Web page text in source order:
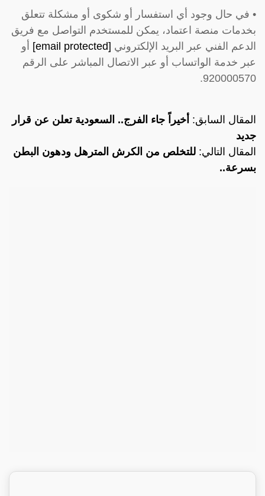
• في حال وجود أي استفسار أو شكوى أو مشكلة تتعلق
بخدمات منصة اعتماد، يمكن للمستخدم التواصل مع فريق
الدعم الفني عبر البريد الإلكتروني [email protected]
أو
عبر خدمة الواتساب أو عبر الاتصال المباشر على الرقم
920000570.
المقال السابق: أخيراً جاء الفرج.. السعودية تعلن عن قرار
جديد
المقال التالي: للتخلص من الكرش المترهل ودهون البطن
بسرعة..